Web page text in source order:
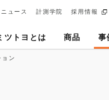
ツトヨとは 商品 事
ニュース 計測学院 採用情報
ン